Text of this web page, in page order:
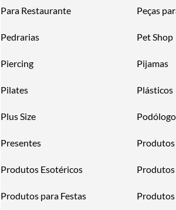
Para Restaurante Peças
Pedrarias Pet Shop
Piercing Pijamas
Pilates Plásticos
Plus Size
Presentes Produtos
Produtos Esotéricos
Produtos para Festas